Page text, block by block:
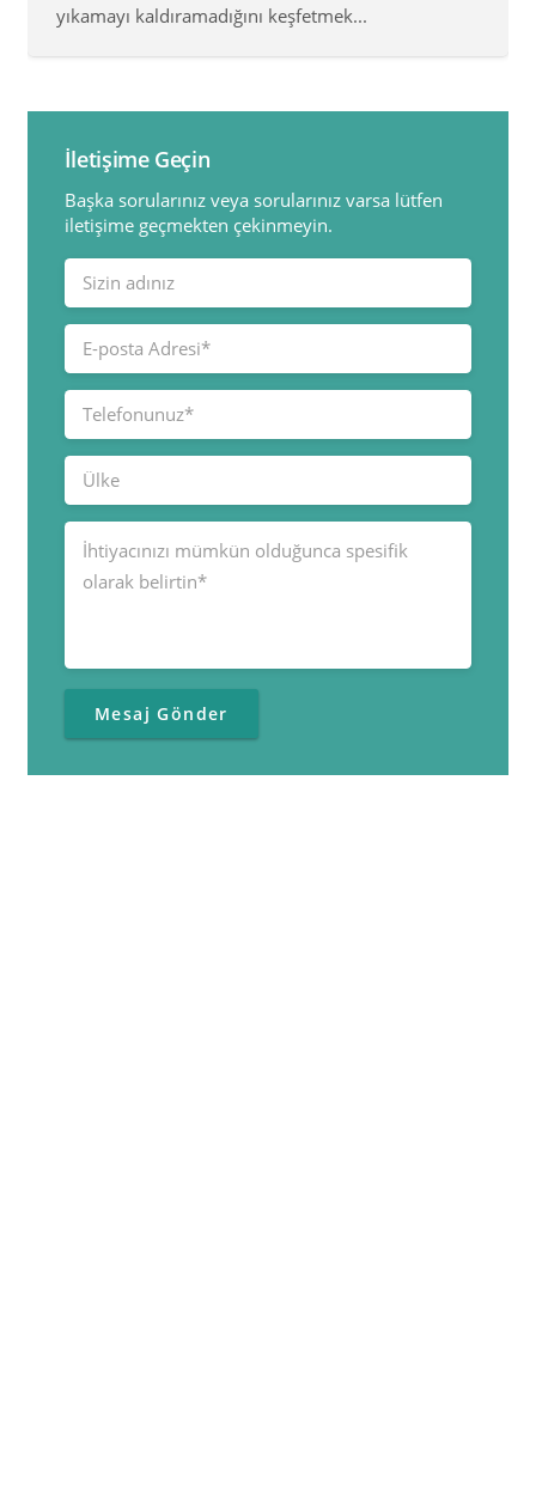
yıkamayı kaldıramadığını keşfetmek...
İletişime Geçin
Başka sorularınız veya sorularınız varsa lütfen
iletişime geçmekten çekinmeyin.